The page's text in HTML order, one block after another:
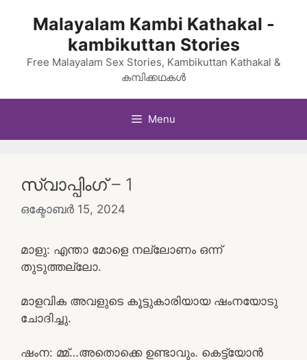
Malayalam Kambi Kathakal -
kambikuttan Stories
Free Malayalam Sex Stories, Kambikuttan Kathakal &
കമ്പിക്കഥകൾ
Menu
സ്വാപ്പിംഗ് – 1
ഒക്ടോബർ 15, 2024
മാളു: എന്താ മോളെ നല്ലോണം ഒന്ന്
തുടുത്തല്ലോ.
മാളവിക അവളുടെ കൂട്ടുകാരിയായ ഷംനയോടു
ചോദിച്ചു.
ഷംന: മ്മ്…അതൊക്കെ ഉണ്ടാവും. കെട്ട്യോൻ